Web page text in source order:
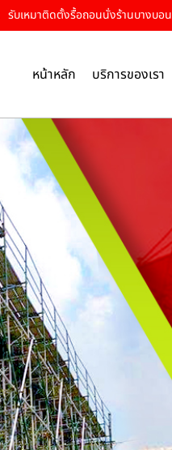
รับเหมาติดตั้งรื้อถอนนั่งร้านบางบ
หน้าหลัก บริการของเรา